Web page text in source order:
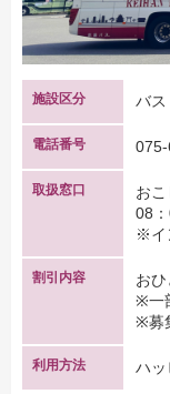
施設区分 バス
電話番号
取扱窓口
お
08
※イ
割引内容
お
※一
※募
利用方法 ハッ